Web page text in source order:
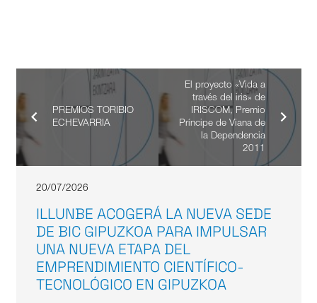
PREMIOS TORIBIO
ECHEVARRIA
El proyecto «Vida a
través del iris» de
IRISCOM, Premio
Príncipe de Viana de
la Dependencia
2011
20/07/2026
ILLUNBE ACOGERÁ LA NUEVA SEDE
DE BIC GIPUZKOA PARA IMPULSAR
UNA NUEVA ETAPA DEL
EMPRENDIMIENTO CIENTÍFICO-
TECNOLÓGICO EN GIPUZKOA